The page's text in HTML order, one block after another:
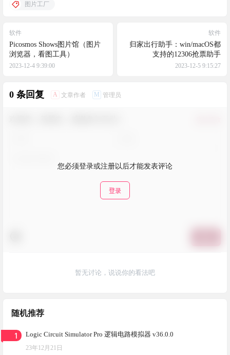
图片工厂
软件
Picosmos Shows图片馆（图片
浏览器，看图工具）
2023-12-4 9:39:00
软件
归家出行助手：win/macOS都
支持的12306抢票助手
2023-12-5 9:15:27
0 条回复 A 文章作者 M 管理员
您必须登录或注册以后才能发表评论
登录
暂无讨论，说说你的看法吧
随机推荐
1 Logic Circuit Simulator Pro 逻辑电路模拟器 v36.0.0
23年12月21日